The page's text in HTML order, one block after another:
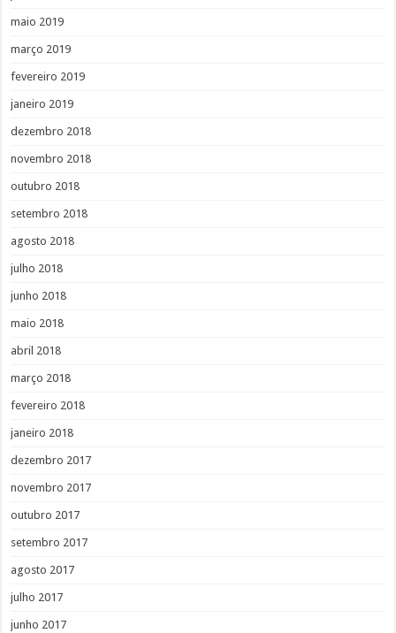
maio 2019
março 2019
fevereiro 2019
janeiro 2019
dezembro 2018
novembro 2018
outubro 2018
setembro 2018
agosto 2018
julho 2018
junho 2018
maio 2018
abril 2018
março 2018
fevereiro 2018
janeiro 2018
dezembro 2017
novembro 2017
outubro 2017
setembro 2017
agosto 2017
julho 2017
junho 2017